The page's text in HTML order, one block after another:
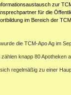
zur
für die
im Bereich der TCM
die TCM-Apo Ag im
zählen knapp 80 Apotheken
regelmäßig zu einer